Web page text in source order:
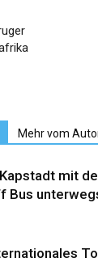
Mehr vom
mit
Bus